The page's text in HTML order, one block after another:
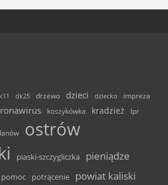
dk25 drzewo dzieci dziecko
impreza
koszykówka kradzież lpr
ostrów
piaski-szczygliczka pieniądze
pomoc potrącenie powiat kaliski